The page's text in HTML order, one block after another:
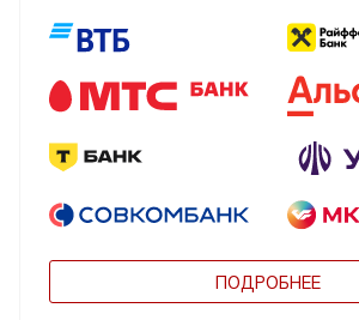
ПОДРОБНЕЕ